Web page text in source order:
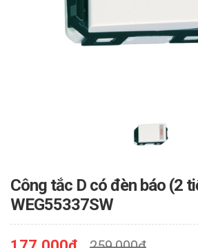
Công tắc D có đèn báo (2
WEG55337SW